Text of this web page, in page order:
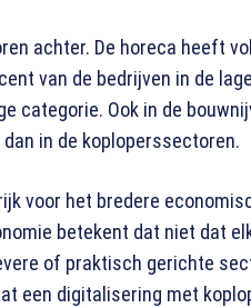
achter. De horeca heeft
van de bedrijven in de
categorie. Ook in de
in de koploperssectoren.
voor het bredere
betekent dat niet dat
of praktisch gerichte
een digitalisering met